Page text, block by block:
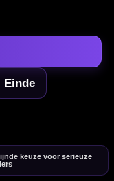
Einde
keuze voor serieuze